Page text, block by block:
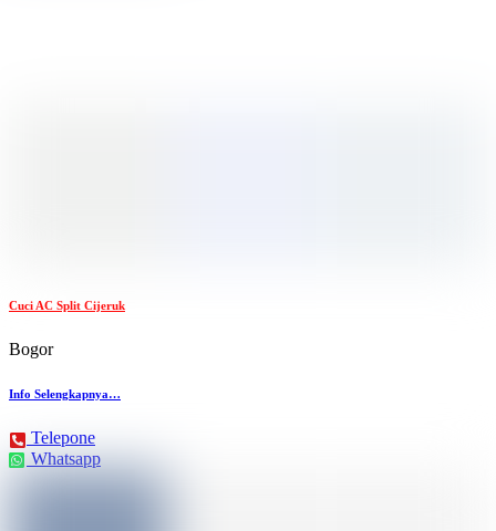
Cuci AC Split Cijeruk
Bogor
Info Selengkapnya…
Telepone
Whatsapp